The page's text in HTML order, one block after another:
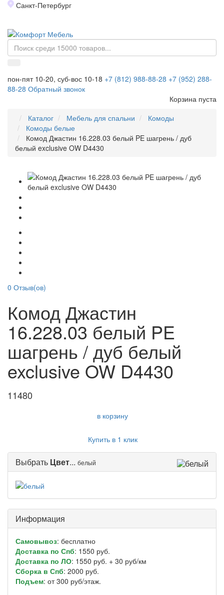
Санкт-Петербург
пон-пят 10-20, суб-вос 10-18 +7 (812) 988-88-28 +7 (952) 288-
88-28 Обратный звонок
Корзина пуста
Каталог
Мебель для спальни
Комоды
Комоды белые
Комод Джастин 16.228.03 белый PE шагрень / дуб
белый exclusive OW D4430
0 Отзыв(ов)
Комод Джастин
16.228.03 белый PE
шагрень / дуб белый
exclusive OW D4430
11480
в корзину
Купить в 1 клик
Выбрать Цвет... белый
Информация
Самовывоз: бесплатно
Доставка по Спб: 1550 руб.
Доставка по ЛО: 1550 руб. + 30 руб/км
Сборка в Спб: 2000 руб.
Подъем: от 300 руб/этаж.